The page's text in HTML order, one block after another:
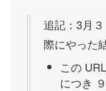
追記：3月
際にやった
この
につき